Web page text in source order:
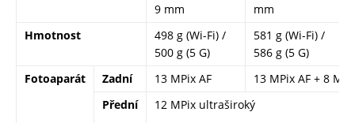
9 mm mm
Hmotnost
498 g (Wi-Fi) /
500 g (5 G)
581 g (Wi-Fi) /
586 g (5 G)
Fotoaparát
Zadní 13 MPix AF
13 MPix AF + 8
Přední
12 MPix ultraširoký